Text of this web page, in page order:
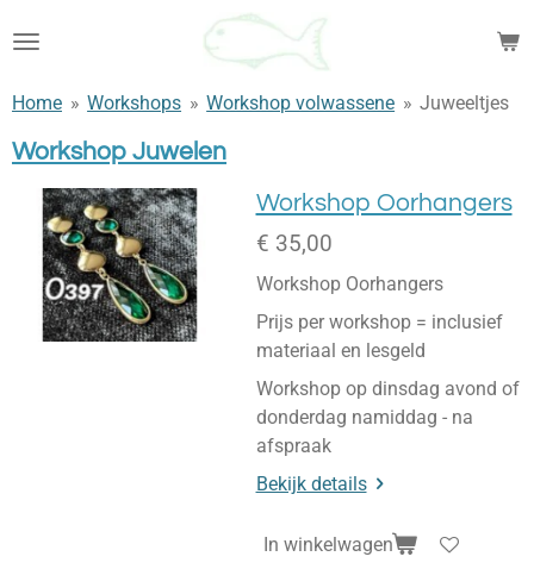
direct
de
hoofdinhoud
Home » Workshops » Workshop volwassene » Juweeltjes
Workshop Juwelen
Workshop Oorhangers
€ 35,00
Workshop Oorhangers
Prijs per workshop = inclusief
materiaal en lesgeld
Workshop op dinsdag avond of
donderdag namiddag - na
afspraak
Bekijk details
In winkelwagen